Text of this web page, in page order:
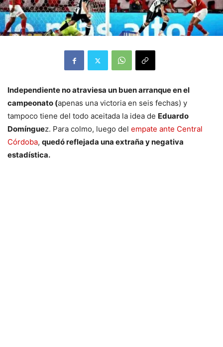
Independiente no atraviesa un buen arranque en el
campeonato (apenas una victoria en seis fechas) y
tampoco tiene del todo aceitada la idea de Eduardo
Domínguez. Para colmo, luego del empate ante Central
Córdoba, quedó reflejada una extraña y negativa
estadística.